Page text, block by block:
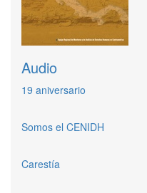
Audio
19 aniversario
Somos el CENIDH
Carestía